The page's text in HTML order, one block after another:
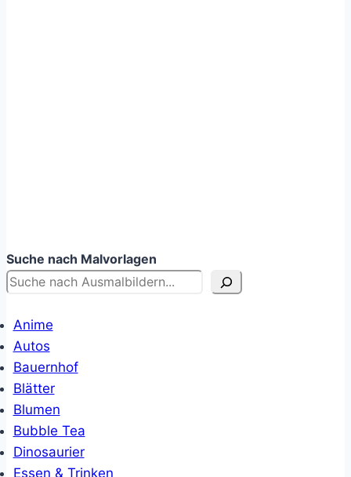
Suche nach Malvorlagen
Anime
Autos
Bauernhof
Blätter
Blumen
Bubble Tea
Dinosaurier
Essen & Trinken